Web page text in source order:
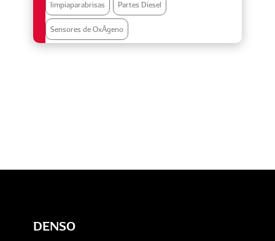
limpiaparabrisas Partes Diesel
Sensores de OxÃ­geno
DENSO